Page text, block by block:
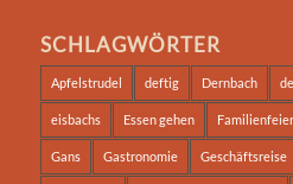
SCHLAGWÖRTER
Apfelstrudel deftig Dernbach
eisbachs Essen gehen Familienfeier
Gans Gastronomie Geschäftsreise